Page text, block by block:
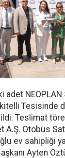
adet
Tesisinde
Teslimat
A.Ş. Otobüs
ev sahipliği
Ayten